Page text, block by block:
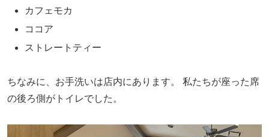
カフェモカ
ココア
ストレートティー
ちなみに、お手洗いは店内にあります。
私たちが座った席
の後ろ側がトイレでした。